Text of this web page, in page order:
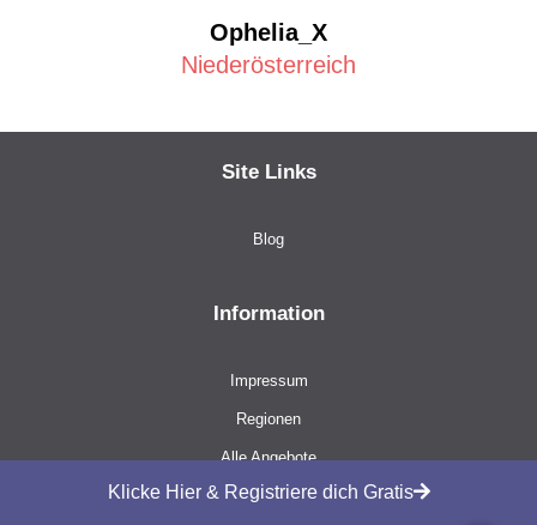
Klicke Hier & Registriere dich Gratis
Ophelia_X
Niederösterreich
Site Links
Blog
Information
Impressum
Regionen
Alle Angebote